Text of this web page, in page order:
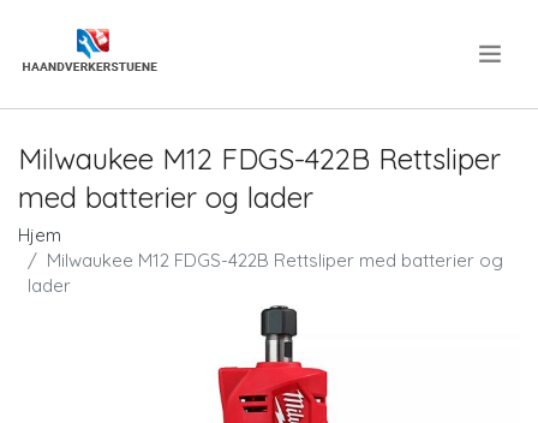
Milwaukee M12 FDGS-422B Rettsliper
med batterier og lader
Hjem
Milwaukee M12 FDGS-422B Rettsliper med batterier og
lader